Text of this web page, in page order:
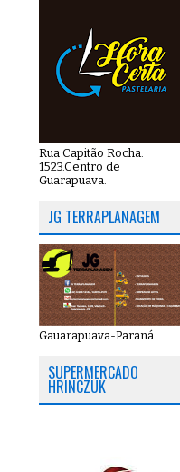
Rua Capitão Rocha.
1523.Centro de
Guarapuava.
JG TERRAPLANAGEM
Gauarapuava-Paraná
SUPERMERCADO
HRINCZUK